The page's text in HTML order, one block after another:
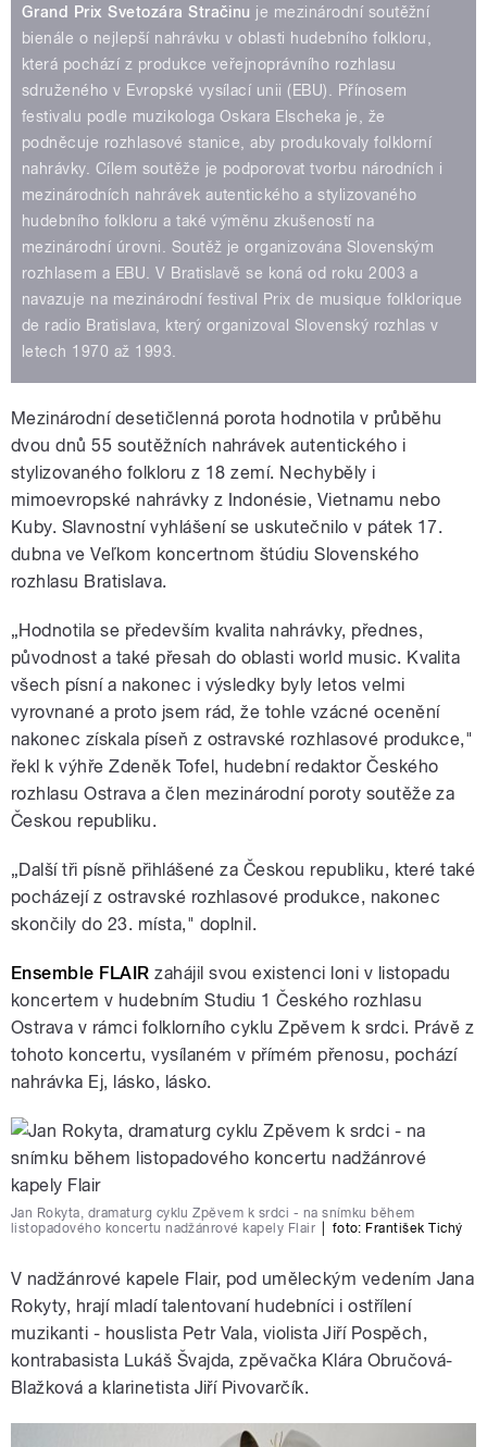
Grand Prix Svetozára Stračinu je mezinárodní soutěžní
bienále o nejlepší nahrávku v oblasti hudebního folkloru,
která pochází z produkce veřejnoprávního rozhlasu
sdruženého v Evropské vysílací unii (EBU). Přínosem
festivalu podle muzikologa Oskara Elscheka je, že
podněcuje rozhlasové stanice, aby produkovaly folklorní
nahrávky. Cílem soutěže je podporovat tvorbu národních i
mezinárodních nahrávek autentického a stylizovaného
hudebního folkloru a také výměnu zkušeností na
mezinárodní úrovni. Soutěž je organizována Slovenským
rozhlasem a EBU. V Bratislavě se koná od roku 2003 a
navazuje na mezinárodní festival Prix de musique folklorique
de radio Bratislava, který organizoval Slovenský rozhlas v
letech 1970 až 1993.
Mezinárodní desetičlenná porota hodnotila v průběhu
dvou dnů 55 soutěžních nahrávek autentického i
stylizovaného folkloru z 18 zemí. Nechyběly i
mimoevropské nahrávky z Indonésie, Vietnamu nebo
Kuby. Slavnostní vyhlášení se uskutečnilo v pátek 17.
dubna ve Veľkom koncertnom štúdiu Slovenského
rozhlasu Bratislava.
„Hodnotila se především kvalita nahrávky, přednes,
původnost a také přesah do oblasti world music. Kvalita
všech písní a nakonec i výsledky byly letos velmi
vyrovnané a proto jsem rád, že tohle vzácné ocenění
nakonec získala píseň z ostravské rozhlasové produkce,"
řekl k výhře Zdeněk Tofel, hudební redaktor Českého
rozhlasu Ostrava a člen mezinárodní poroty soutěže za
Českou republiku.
„Další tři písně přihlášené za Českou republiku, které také
pocházejí z ostravské rozhlasové produkce, nakonec
skončily do 23. místa," doplnil.
Ensemble FLAIR zahájil svou existenci loni v listopadu
koncertem v hudebním Studiu 1 Českého rozhlasu
Ostrava v rámci folklorního cyklu Zpěvem k srdci. Právě z
tohoto koncertu, vysílaném v přímém přenosu, pochází
nahrávka Ej, lásko, lásko.
Jan Rokyta, dramaturg cyklu Zpěvem k srdci - na snímku během
listopadového koncertu nadžánrové kapely Flair
foto: František Tichý
V nadžánrové kapele Flair, pod uměleckým vedením Jana
Rokyty, hrají mladí talentovaní hudebníci i ostřílení
muzikanti - houslista Petr Vala, violista Jiří Pospěch,
kontrabasista Lukáš Švajda, zpěvačka Klára Obručová-
Blažková a klarinetista Jiří Pivovarčík.